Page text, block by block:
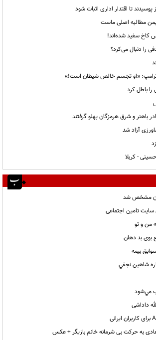
تا اقتدار اداری اثبات شود
یمن مطالبه اصلی ماست
کاخ سفید شده‌اند!
«او تجسم خالص شیطان است!»
را باطل کرد
- کربلا
مشخص شد
تامین اجتماعی
من و تو
بیمه
شاهين نجفي
مي‌شود
داداشی
به حرکت بی شرمانه خانم بازیگر + عکس